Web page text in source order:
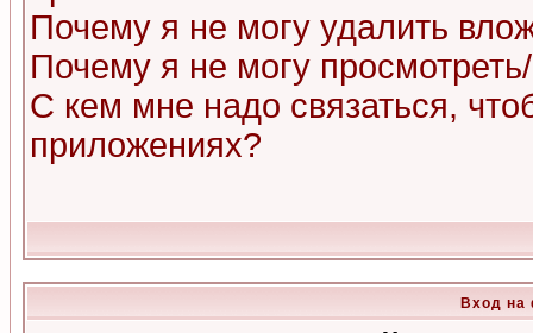
Почему я не могу удалить
Почему я не могу
С кем мне надо связаться,
приложениях?
Вход на